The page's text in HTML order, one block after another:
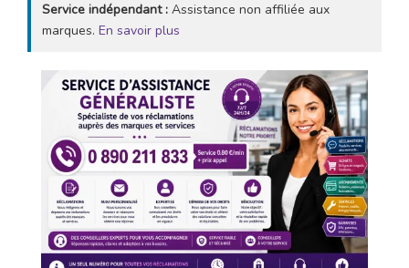
Service indépendant : Assistance non affiliée aux
marques. En savoir plus